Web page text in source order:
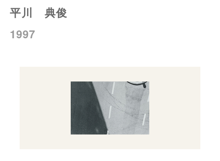
平川 典俊
1997